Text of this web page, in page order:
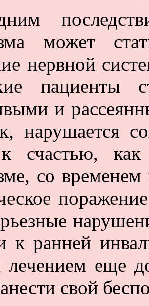
может
нервной
пациенты
и
нарушается
счастью, как
со
к ранней
лечением еще
свой